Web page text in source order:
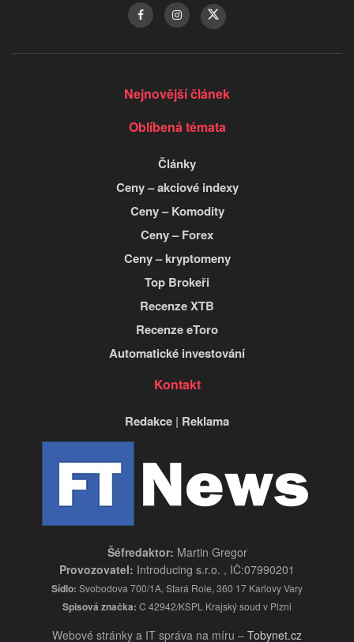
Nejnovější článek
Oblíbená témata
Články
Ceny – akciové indexy
Ceny – Komodity
Ceny – Forex
Ceny – kryptomeny
Top Brokeři
Recenze XTB
Recenze eToro
Automatické investování
Kontakt
Redakce | Reklama
Šéfredaktor: Martin Gregor
Provozovatel: Introducing s.r.o. , IČ:07990201
Sídlo: Svobodova 700/1A, Stará Role, 360 17 Karlovy Vary
Spisová značka: C 42942/KSPL Krajský soud v Plzni
Webové stránky a IT správa na míru – Tobynet.cz